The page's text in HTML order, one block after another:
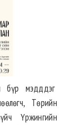
бүр мэдддэг
Төрийн
Үржингийн